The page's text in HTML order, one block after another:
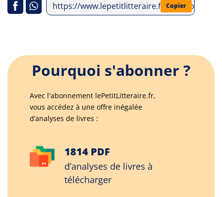
https://www.lepetitlitteraire.fr/index.php/
Copier
Pourquoi s'abonner ?
Avec l'abonnement lePetitLitteraire.fr,
vous accédez à une offre inégalée
d’analyses de livres :
1814 PDF
d’analyses de livres à
télécharger